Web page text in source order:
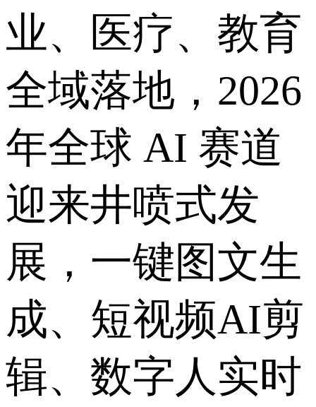
业、医疗、教育
全域落地，2026
年全球 AI 赛道
迎来井喷式发
展，一键图文生
成、短视频AI剪
辑、数字人实时